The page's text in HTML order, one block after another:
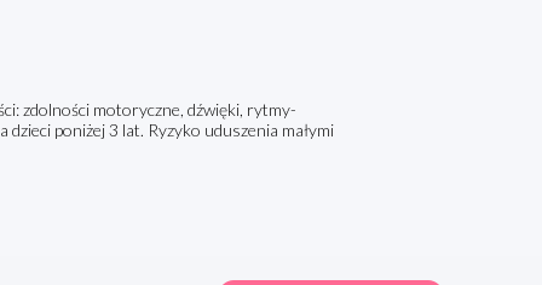
zdolności motoryczne, dźwięki, rytmy-
poniżej 3 lat. Ryzyko uduszenia małymi